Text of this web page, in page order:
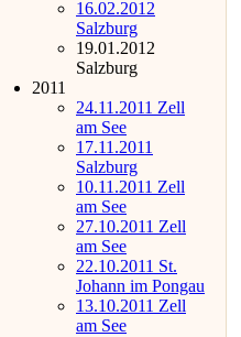
16.02.2012
Salzburg
19.01.2012
Salzburg
2011
24.11.2011 Zell
am See
17.11.2011
Salzburg
10.11.2011 Zell
am See
27.10.2011 Zell
am See
22.10.2011 St.
Johann im Pongau
13.10.2011 Zell
am See